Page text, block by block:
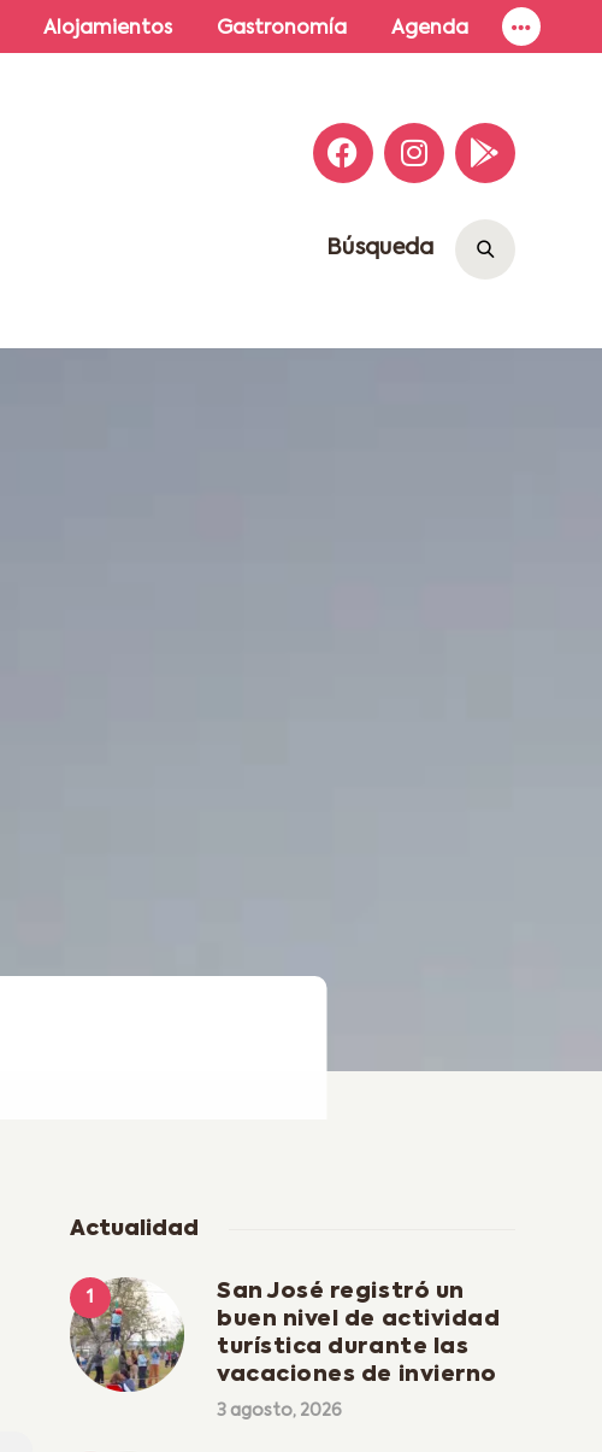
Alojamientos Gastronomía Agenda
Búsqueda
Actualidad
San José registró un
buen nivel de actividad
turística durante las
vacaciones de invierno
3 agosto, 2026